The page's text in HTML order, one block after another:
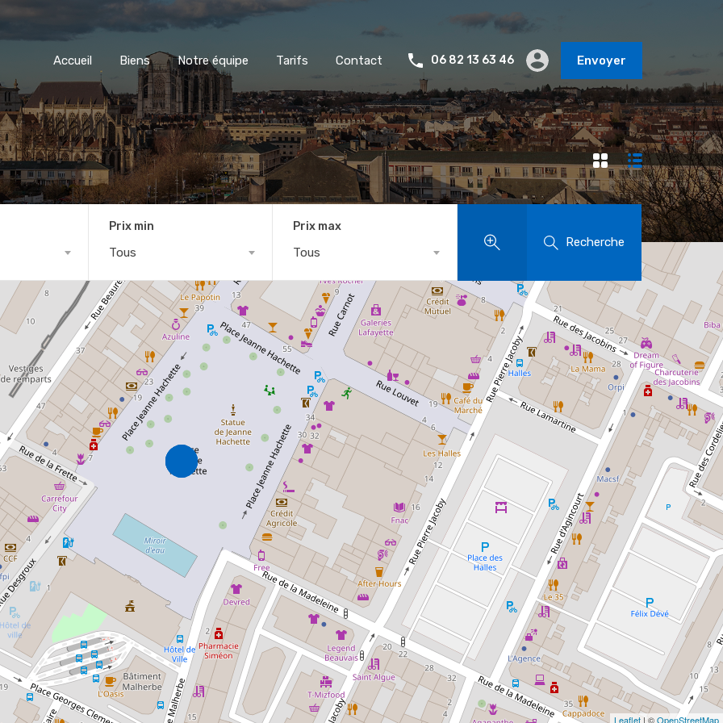
Accueil Biens Notre équipe Tarifs Contact 06 82 13 63 46 Envoyer
Prix min
Tous
Prix max
Tous
Recherche
Leaflet | ©OpenStreetMap